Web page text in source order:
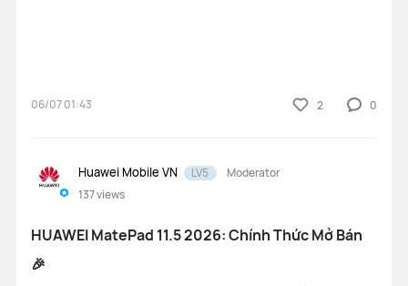
06/07 01:43 2 0
Huawei Mobile VN LV5
Moderator
137views
HUAWEI MatePad 11.5 2026: Chính Thức Mở Bán
🎉